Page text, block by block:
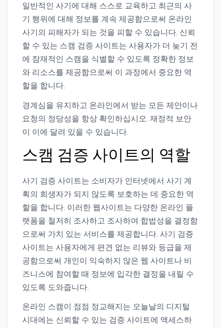
일반적인 사기에 대해 스스로 교육하고 최근의 사
기 행위에 대해 정보를 계속 제공함으로써 온라인
사기의 피해자가 되는 것을 피할 수 있습니다. 신뢰
할 수 있는 스캠 검증 사이트는 사용자가 더 늦기 전
에 잠재적인 스캠을 식별할 수 있도록 정확한 정보
와 리소스를 제공함으로써 이 과정에서 중요한 역
할을 합니다.
경계심을 유지하고 온라인에서 받는 모든 제안이나
요청의 정당성을 항상 확인하십시오. 재정적 보안
이 이에 달려 있을 수 있습니다.
스캠 검증 사이트의 역할
사기 검증 사이트는 소비자가 인터넷에서 사기 계
획의 희생자가 되지 않도록 보호하는 데 중요한 역
할을 합니다. 이러한 웹사이트는 다양한 온라인 플
랫폼을 철저히 조사하고 조사하여 합법성을 결정함
으로써 가치 있는 서비스를 제공합니다. 사기 검증
사이트는 사용자에게 편견 없는 리뷰와 등급을 제
공함으로써 개인이 익숙하지 않은 웹 사이트나 비
즈니스에 참여할 때 정보에 입각한 결정을 내릴 수
있도록 도와줍니다.
온라인 스캠이 점점 정교해지는 오늘날의 디지털
시대에는 신뢰할 수 있는 검증 사이트에 액세스하